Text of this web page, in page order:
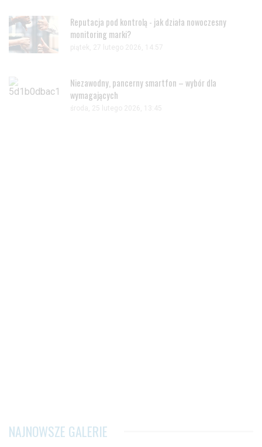
Reputacja pod kontrolą - jak działa nowoczesny
monitoring marki?
piątek, 27 lutego 2026, 14:57
Niezawodny, pancerny smartfon – wybór dla
wymagających
środa, 25 lutego 2026, 13:45
NAJNOWSZE GALERIE